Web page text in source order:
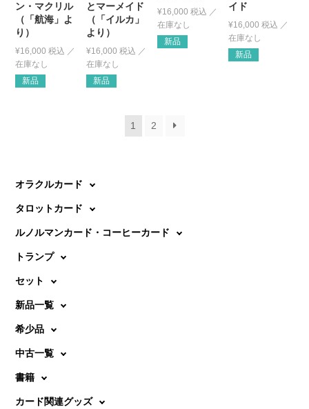
ン・マクリル
（「航海」よ
り）
¥16,000 税込
新品
とマーメイド
（「イルカ」
より）
¥16,000 税込
新品
¥16,000 税込
新品
イド
¥16,000 税込
新品
1 2
オラクルカード
タロットカード
ルノルマンカード・コーヒーカード
トランプ
セット
新品一覧
希少品
中古一覧
書籍
カード関連グッズ